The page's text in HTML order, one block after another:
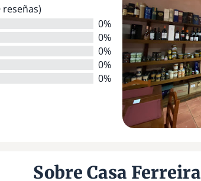
0%
0%
0%
0%
0%
Sobre Casa Ferreira